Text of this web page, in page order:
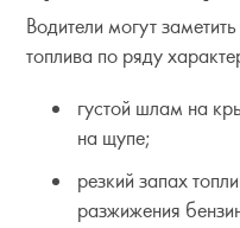
Водители могут
топлива по ряду
густой шлам на
на щупе;
резкий запах
разжижения